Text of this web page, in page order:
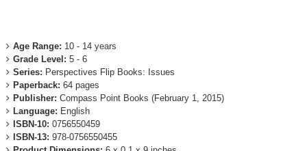
Age Range: 10 - 14 years
Grade Level: 5 - 6
Series: Perspectives Flip Books: Issues
Paperback: 64 pages
Publisher: Compass Point Books (February 1, 2015)
Language: English
ISBN-10: 0756550459
ISBN-13: 978-0756550455